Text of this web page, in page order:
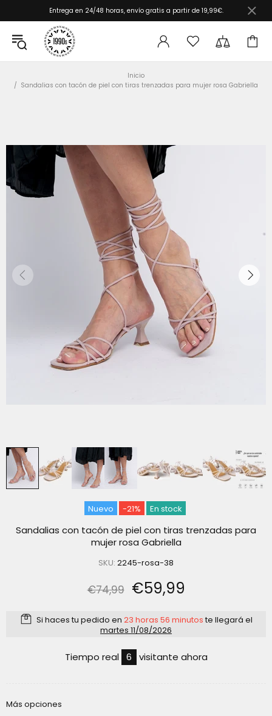
Entrega en 24/48 horas, envío gratis a partir de 19,99€.
Inicio
Sandalias con tacón de piel con tiras trenzadas para mujer rosa Gabriella
Nuevo -21% En stock
Sandalias con tacón de piel con tiras trenzadas para
mujer rosa Gabriella
SKU: 2245-rosa-38
€74,99 €59,99
Si haces tu pedido en 23 horas 56 minutoste llegará el
martes 11/08/2026
Tiempo real 6 visitante ahora
Más opciones